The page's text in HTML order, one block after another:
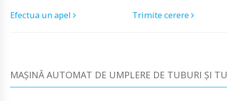
Efectua un apel
Trimite cerere
MAȘINĂ AUTOMAT DE UMPLERE DE TUBURI ȘI